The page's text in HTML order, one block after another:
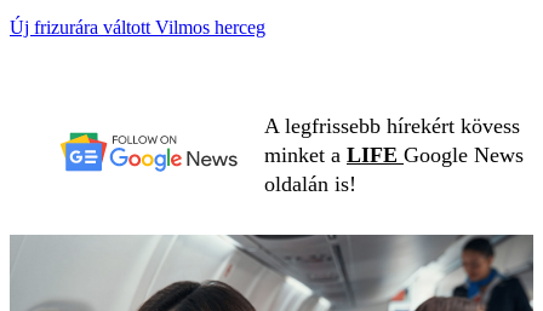
Új frizurára váltott Vilmos herceg
A legfrissebb hírekért kövess
minket a LIFE Google News
oldalán is!